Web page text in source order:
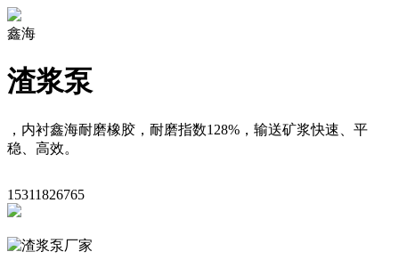
鑫海
渣浆泵
，内衬鑫海耐磨橡胶，耐磨指数128%，输送矿浆快速、平
稳、高效。
15311826765